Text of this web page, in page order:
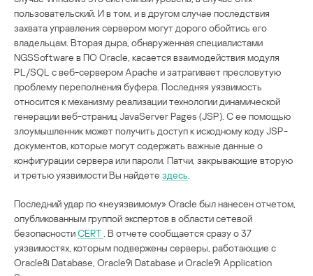
пользовательский. И в том, и в другом случае последствия
захвата управления сервером могут дорого обойтись его
владельцам. Вторая дыра, обнаруженная специалистами
NGSSoftware в ПО Oracle, касается взаимодействия модуля
PL/SQL с веб-сервером Apache и затрагивает пресловутую
проблему переполнения буфера. Последняя уязвимость
относится к механизму реализации технологии динамической
генерации веб-страниц JavaServer Pages (JSP). С ее помощью
злоумышленник может получить доступ к исходному коду JSP-
документов, которые могут содержать важные данные о
конфигурации сервера или пароли. Патчи, закрывающие вторую
и третью уязвимости Вы найдете здесь
Последний удар по «неуязвимому» Oracle был нанесен отчетом,
опубликованным группой экспертов в области сетевой
безопасностиCERT . В отчете сообщается сразу о 37
уязвимостях, которым подвержены серверы, работающие с
Oracle8i Database, Oracle9i Database и Oracle9i Application